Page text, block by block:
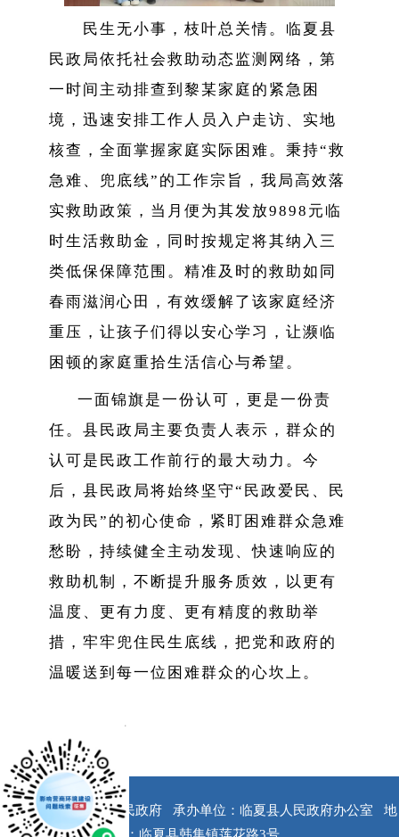
民生无小事，枝叶总关情。临夏县
民政局依托社会救助动态监测网络，第
一时间主动排查到黎某家庭的紧急困
境，迅速安排工作人员入户走访、实地
核查，全面掌握家庭实际困难。秉持“救
急难、兜底线”的工作宗旨，我局高效落
实救助政策，当月便为其发放9898元临
时生活救助金，同时按规定将其纳入三
类低保保障范围。精准及时的救助如同
春雨滋润心田，有效缓解了该家庭经济
重压，让孩子们得以安心学习 ，让濒临
困顿的家庭重拾生活信心与希望。
一面锦旗是一份认可，更是一份责
任。县民政局主要负责人表示，群众的
认可是民政工作前行的最大动力。今
后，县民政局将始终坚守“民政爱民、民
政为民”的初心使命，紧盯困难群众急难
愁盼，持续健全主动发现、快速响应的
救助机制，不断提升服务质效，以更有
温度、更有力度、更有精度的救助举
措，牢牢兜住民生底线，把党和政府的
温暖送到每一位困难群众的心坎上。
版权所有：临夏县人民政府 承办单位：临夏县人民政府办公室
地
址：临夏县韩集镇莲花路3号
x